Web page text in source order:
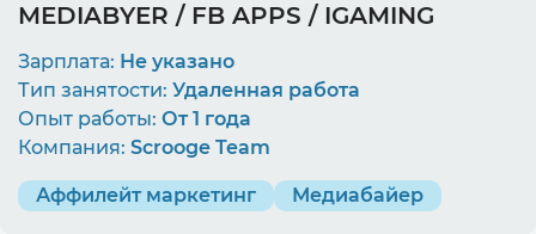
MEDIABYER / FB APPS / IGAMING
Зарплата: Не указано
Тип занятости: Удаленная работа
Опыт работы: От 1 года
Компания: Scrooge Team
Аффилейт маркетинг Медиабайер